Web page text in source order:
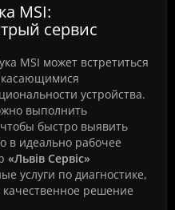
MSI:
сервис
MSI может встретиться
устройства.
выполнить
быстро выявить
в идеально рабочее
«Львів Сервіс»
услуги по диагностике,
решение